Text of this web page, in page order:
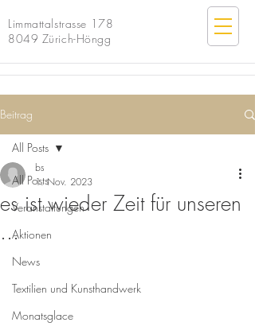
Limmattalstrasse 178
8049 Zürich-Höngg
Beitrag
All Posts
Veranstaltungen
Aktionen
News
Textilien und Kunsthandwerk
Monatsglace
All Posts
es ist wieder Zeit für unseren
...
bs
1. Nov. 2023